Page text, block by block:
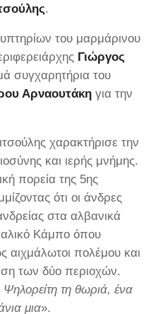
.
του μαρμάρινου
Γιώργος
συγχαρητήρια του
Αρναουτάκη για την
χαρακτήρισε την
και ιερής μνήμης.
πορεία της 5ης
ότι οι άνδρες
στα αλβανικά
Κάμπο όπου
πολέμου και
των δύο περιοχών.
τη θωριά, ένα
μια».